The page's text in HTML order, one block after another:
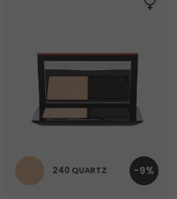
-9%
240 QUARTZ